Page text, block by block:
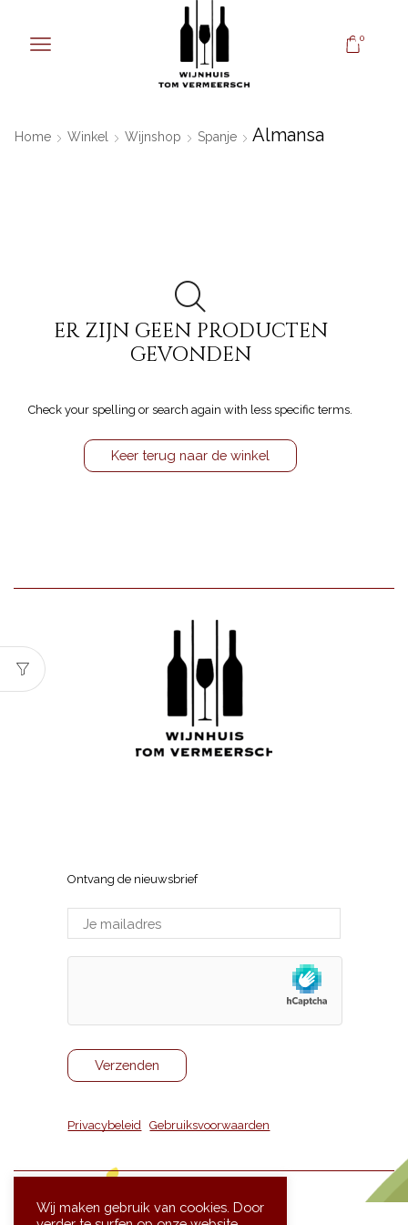
0
Home Winkel Wijnshop Spanje Almansa
ER ZIJN GEEN PRODUCTEN
GEVONDEN
Check your spelling or search again with less specific terms.
Keer terug naar de winkel
Ontvang de nieuwsbrief
Privacybeleid |Gebruiksvoorwaarden
Wij maken gebruik van cookies. Door